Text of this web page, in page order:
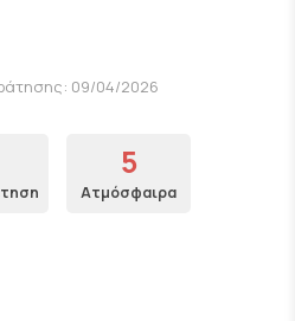
09/04/2026
5
Ατμόσφαιρα